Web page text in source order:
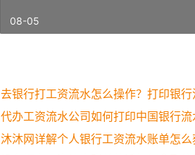
08-05
代办工资流水公司如何打印中国银行
沐沐网详解个人银行工资流水账单怎